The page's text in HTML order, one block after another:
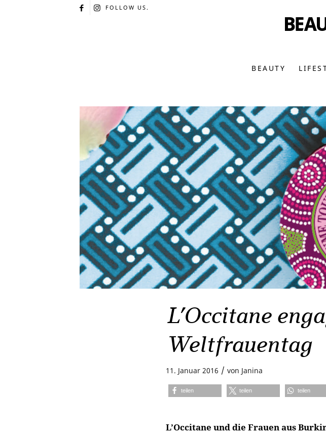
FOLLOW US.
BEAUTY
L’Occitane
Weltfrauentag
11. Januar 2016 / von Janina
teilen teilen teilen
L’Occitane und die Frauen aus